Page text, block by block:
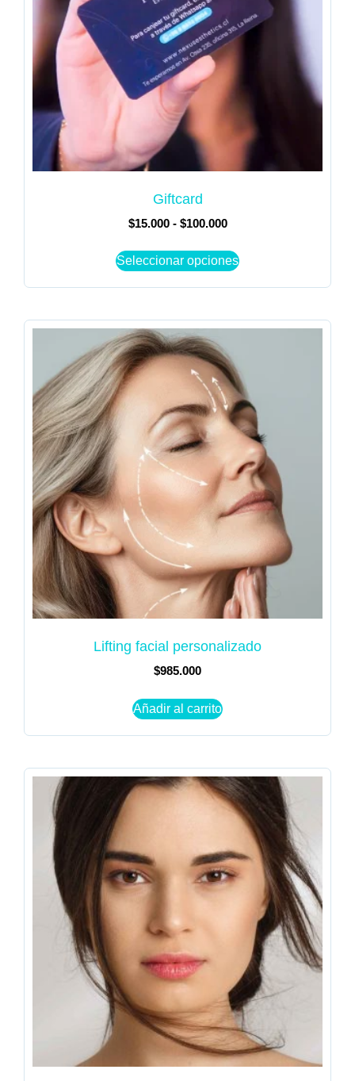
Giftcard
$15.000 - $100.000
Seleccionar opciones
Lifting facial personalizado
$985.000
Añadir al carrito